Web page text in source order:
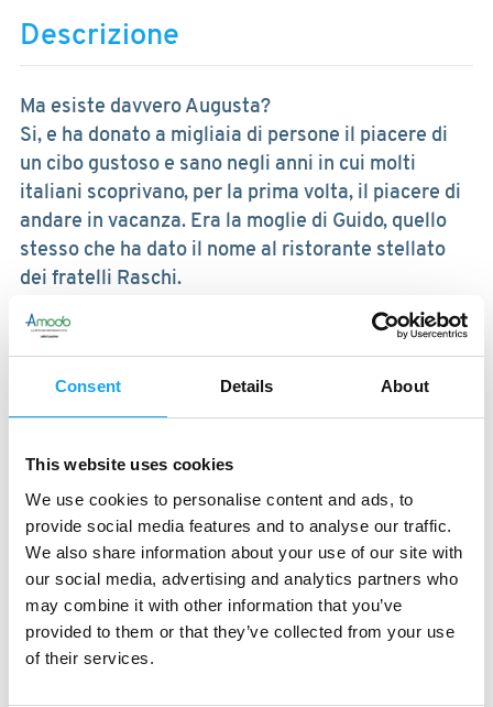
Consent Details About
This website uses cookies
We use cookies to personalise content and ads, to
provide social media features and to analyse our traffic.
We also share information about your use of our site with
our social media, advertising and analytics partners who
may combine it with other information that you’ve
provided to them or that they’ve collected from your use
of their services.
Descrizione
Ma esiste davvero Augusta?
Si, e ha donato a migliaia di persone il piacere di
un cibo gustoso e sano negli anni in cui molti
italiani scoprivano, per la prima volta, il piacere di
andare in vacanza. Era la moglie di Guido, quello
stesso che ha dato il nome al ristorante stellato
dei fratelli Raschi.
Ma a loro non bastava, volevano dare il giusto
merito anche alla nonna e Augusta, ora, è il
nel cuore di Rimini. Un locale molto bello grazie
agli oggetti che richiamano estati fantastiche o ai
malatestiane il loro pezzo forte.
I piatti? Buonissimi, sono un autentico omaggio
alla cucina di nonna Augusta, raccontano delle
genti di Rimini, dei pescatori, del carattere della
Romagna. Piatti apparentemente semplici ma
frutto di sapienza, di attenzione. Non si può che